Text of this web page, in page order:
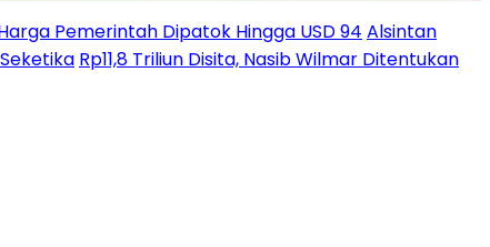
Pemerintah Dipatok Hingga USD 94 Alsintan
Rp11,8 Triliun Disita, Nasib Wilmar Ditentukan